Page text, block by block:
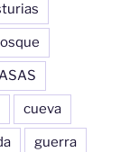
cueva
guerra